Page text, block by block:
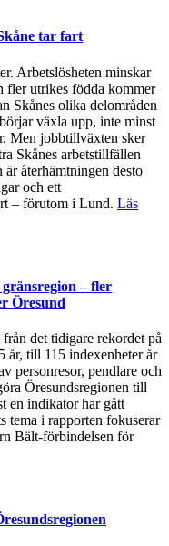
tar fart
Arbetslösheten minskar
fler utrikes födda kommer
Skånes olika delområden
växla upp, inte minst
Men jobbtillväxten sker
Skånes arbetstillfällen
återhämtningen desto
och ett
– förutom i Lund. Läs
– fler
Öresund
det tidigare rekordet på
år, till 115 indexenheter år
personresor, pendlare och
Öresundsregionen till
en indikator har gått
tema i rapporten fokuserar
Bält-förbindelsen för